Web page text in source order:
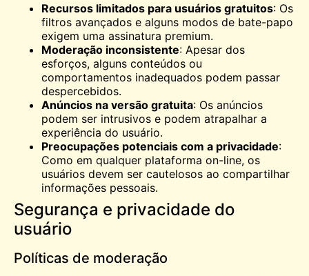
Recursos limitados para usuários gratuitos: Os
filtros avançados e alguns modos de bate-papo
exigem uma assinatura premium.
Moderação inconsistente: Apesar dos
esforços, alguns conteúdos ou
comportamentos inadequados podem passar
despercebidos.
Anúncios na versão gratuita: Os anúncios
podem ser intrusivos e podem atrapalhar a
experiência do usuário.
Preocupações potenciais com a privacidade:
Como em qualquer plataforma on-line, os
usuários devem ser cautelosos ao compartilhar
informações pessoais.
Segurança e privacidade do
usuário
Políticas de moderação